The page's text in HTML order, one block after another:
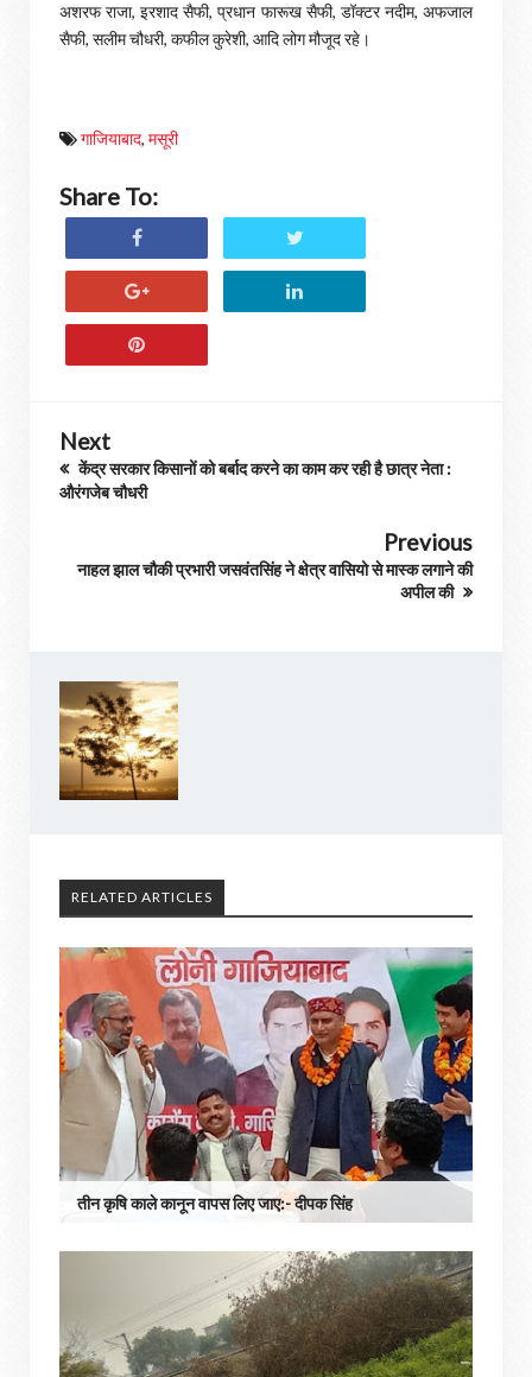
अशरफ राजा, इरशाद सैफी, प्रधान फारूख सैफी, डॉक्टर नदीम, अफजाल
सैफी, सलीम चौधरी, कफील कुरेशी, आदि लोग मौजूद रहे।
गाजियाबाद, मसूरी
Share To:
Next
केंद्र सरकार किसानों को बर्बाद करने का काम कर रही है छात्र नेता :
औरंगजेब चौधरी
Previous
नाहल झाल चौकी प्रभारी जसवंतसिंह ने क्षेत्र वासियो से मास्क लगाने की
अपील की
RELATED ARTICLES
तीन कृषि काले कानून वापस लिए जाए:- दीपक सिंह